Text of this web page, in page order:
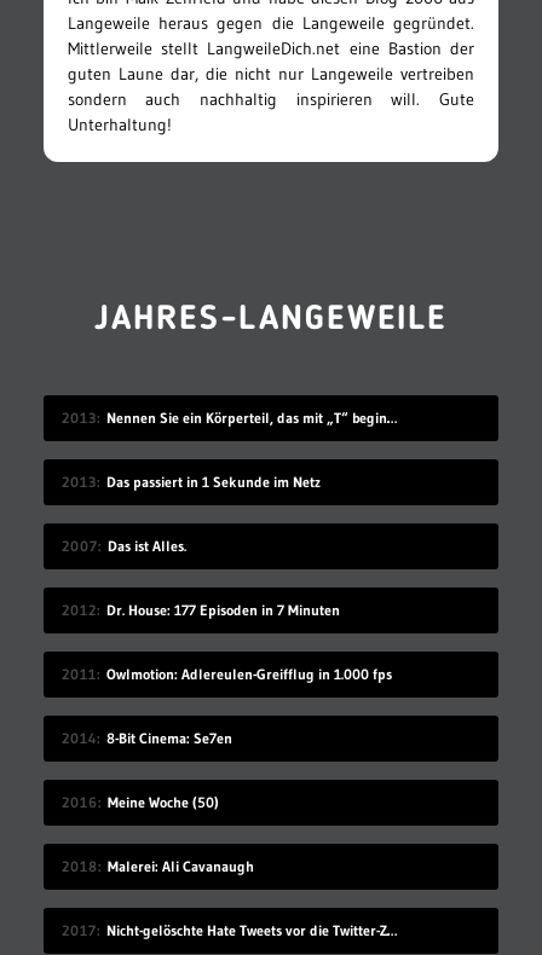
Langeweile heraus gegen die Langeweile gegründet.
Mittlerweile stellt LangweileDich.net eine Bastion der
guten Laune dar, die nicht nur Langeweile vertreiben
sondern auch nachhaltig inspirieren will. Gute
Unterhaltung!
JAHRES-LANGEWEILE
2013 Nennen Sie ein Körperteil, das mit „T“ beginnt
2013 Das passiert in 1 Sekunde im Netz
2007 Das ist Alles.
2012 Dr. House: 177 Episoden in 7 Minuten
2011 Owlmotion: Adlereulen-Greifflug in 1.000 fps
2014 8-Bit Cinema: Se7en
2016 Meine Woche (50)
2018 Malerei: Ali Cavanaugh
2017 Nicht-gelöschte Hate Tweets vor die Twitter-Zentrale gesprüht